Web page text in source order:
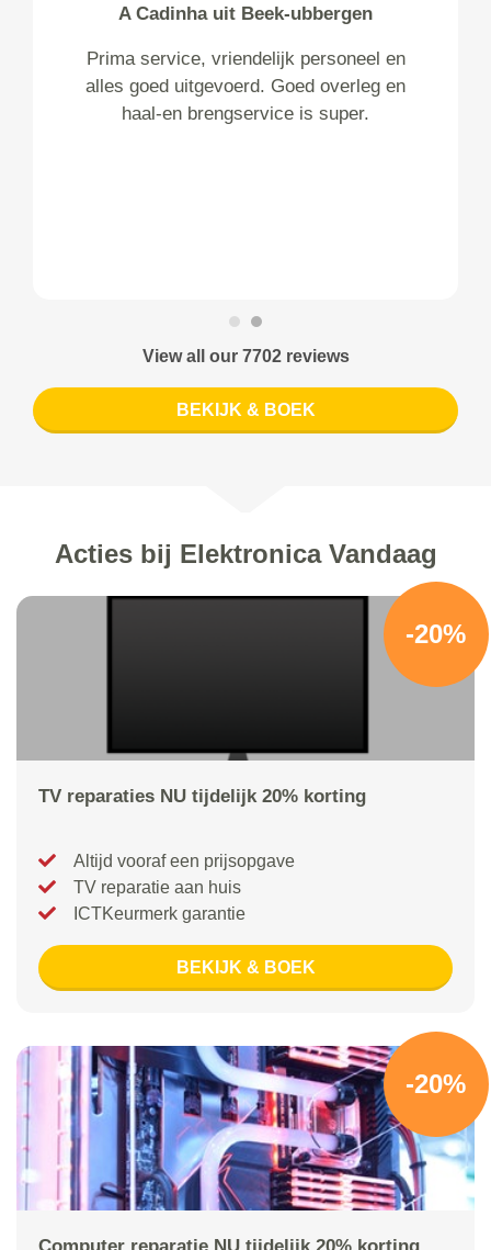
A Cadinha uit Beek-ubbergen
Prima service, vriendelijk personeel en
alles goed uitgevoerd. Goed overleg en
haal-en brengservice is super.
View all our 7702 reviews
BEKIJK & BOEK
Acties bij Elektronica Vandaag
-20%
TV reparaties NU tijdelijk 20% korting
Altijd vooraf een prijsopgave
TV reparatie aan huis
ICTKeurmerk garantie
BEKIJK & BOEK
-20%